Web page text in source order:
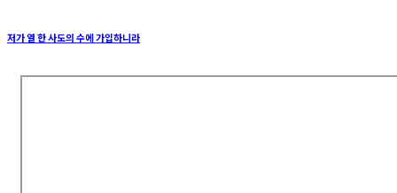
저가 열 한 사도의 수에 가입하니라